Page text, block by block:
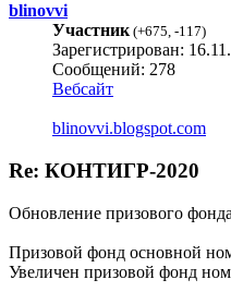
blinovvi
Участник(+675, -117)
Зарегистрирован:
Сообщений: 278
Вебсайт
blinovvi.blogspot.com
Re: КОНТИГР-2020
Обновление призового
Призовой фонд основной
Увеличен призовой фонд